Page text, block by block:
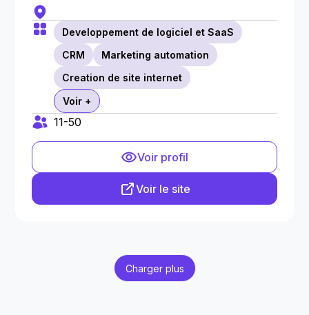
Developpement de logiciel et SaaS
CRM
Marketing automation
Creation de site internet
Voir +
11-50
Voir profil
Voir le site
Charger plus